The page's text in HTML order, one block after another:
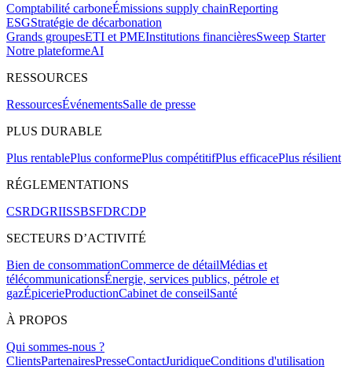
Comptabilité carboneÉmissions supply chainReporting
ESGStratégie de décarbonation
Grands groupesETI et PMEInstitutions financièresSweep Starter
Notre plateformeAI
RESSOURCES
RessourcesÉvénementsSalle de presse
PLUS DURABLE
Plus rentablePlus conformePlus compétitifPlus efficacePlus résilient
RÉGLEMENTATIONS
CSRDGRIISSBSFDRCDP
SECTEURS D’ACTIVITÉ
Bien de consommationCommerce de détailMédias et
télécommunicationsÉnergie, services publics, pétrole et
gazÉpicerieProductionCabinet de conseilSanté
À PROPOS
Qui sommes-nous ?
ClientsPartenairesPresseContactJuridiqueConditions d'utilisation